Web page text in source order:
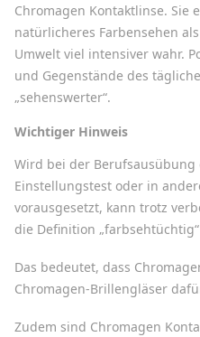
Chromagen Kontaktlinse. Sie
natürlicheres Farbensehen
Umwelt viel intensiver wahr.
und Gegenstände des
„sehenswerter“.
Wichtiger Hinweis
Wird bei der Berufsausübung
Einstellungstest oder in
vorausgesetzt, kann trotz
die Definition
Das bedeutet, dass
Chromagen-Brillengläser
Zudem sind Chromagen